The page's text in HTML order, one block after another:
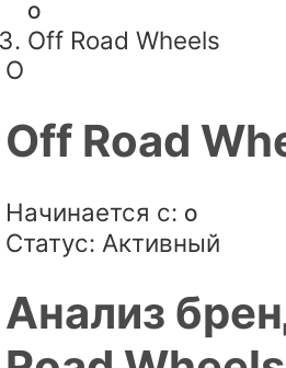
O
Off Road Wheels
O
Off Road
Начинается с: O
Статус: Активный
Анализ